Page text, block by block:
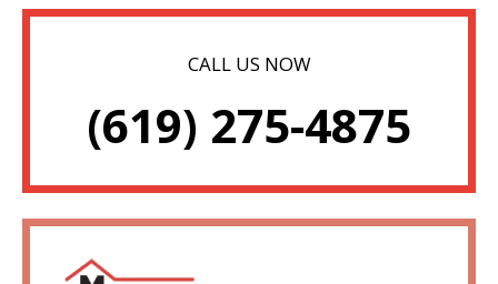
CALL US NOW
(619) 275-4875